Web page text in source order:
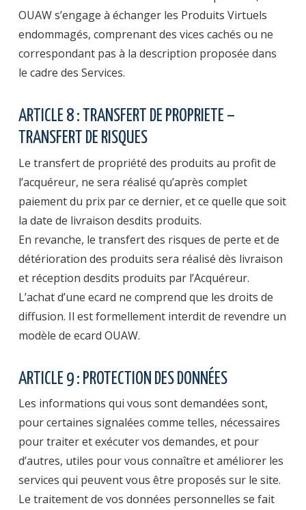
OUAW s’engage à échanger les Produits Virtuels
endommagés, comprenant des vices cachés ou ne
correspondant pas à la description proposée dans
le cadre des Services.
ARTICLE 8 : TRANSFERT DE PROPRIETE –
TRANSFERT DE RISQUES
Le transfert de propriété des produits au profit de
l’acquéreur, ne sera réalisé qu’après complet
paiement du prix par ce dernier, et ce quelle que soit
la date de livraison desdits produits.
En revanche, le transfert des risques de perte et de
détérioration des produits sera réalisé dès livraison
et réception desdits produits par l’Acquéreur.
L’achat d’une ecard ne comprend que les droits de
diffusion. Il est formellement interdit de revendre un
modèle de ecard OUAW.
ARTICLE 9 : PROTECTION DES DONNÉES
Les informations qui vous sont demandées sont,
pour certaines signalées comme telles, nécessaires
pour traiter et exécuter vos demandes, et pour
d’autres, utiles pour vous connaître et améliorer les
services qui peuvent vous être proposés sur le site.
Le traitement de vos données personnelles se fait